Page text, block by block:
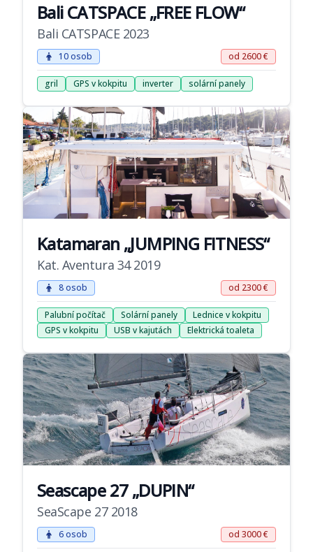
Bali CATSPACE „FREE FLOW“
Bali CATSPACE 2023
10 osob od 2600 €
gril GPS v kokpitu inverter solární panely
Katamaran „JUMPING FITNESS“
Kat. Aventura 34 2019
8 osob od 2300 €
Palubní počítač Solární panely
Lednice v kokpitu
GPS v kokpitu
USB v kajutách Elektrická toaleta
Seascape 27 „DUPIN“
SeaScape 27 2018
6 osob od 3000 €